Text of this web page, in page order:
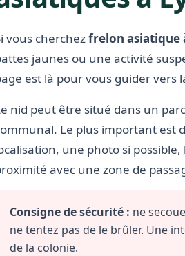
vous cherchezfrelon asiatique
jaunes ou une activité
est là pour vous guider vers
nid peut être situé dans un
Le plus important est
une photo si
avec une zone de
Consigne de sécurité : ne
ne tentez pas de le brûler. Une
de la colonie.